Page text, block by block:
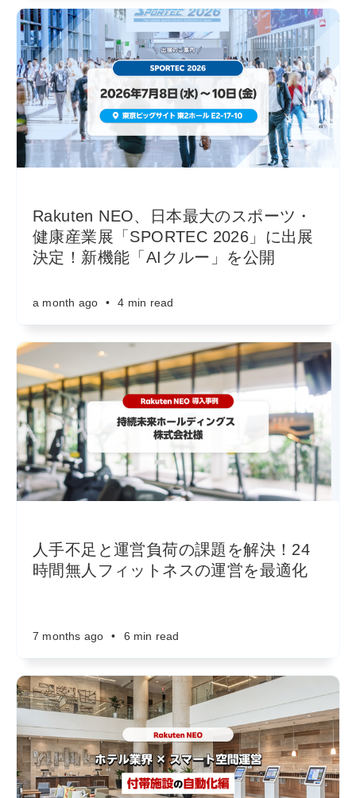
Rakuten NEO、日本最大のスポーツ・
健康産業展「SPORTEC 2026」に出展
決定！新機能「AIクルー」を公開
a month ago • 4 min read
人手不足と運営負荷の課題を解決！24
時間無人フィットネスの運営を最適化
7 months ago • 6 min read